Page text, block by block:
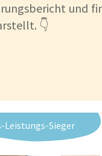
und
👇
Leistungs-Sieger